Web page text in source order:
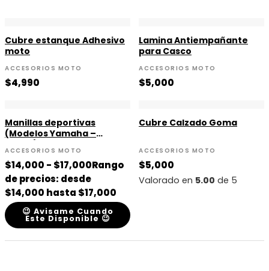
Cubre estanque Adhesivo
moto
ACCESORIOS MOTO
$4,990
Lamina Antiempañante
para Casco
ACCESORIOS MOTO
$5,000
Manillas deportivas
(Modelos Yamaha –
Pulsar)
ACCESORIOS MOTO
$14,000 - $17,000Rango
de precios: desde
$14,000 hasta $17,000
😉 Avisame Cuando
Este Disponible 😉
Cubre Calzado Goma
ACCESORIOS MOTO
$5,000
Valorado en 5.00 de 5